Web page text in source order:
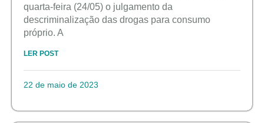
quarta-feira (24/05) o julgamento da
descriminalização das drogas para consumo
próprio. A
LER POST
22 de maio de 2023